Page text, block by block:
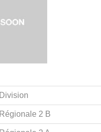
Division
Régionale 2 B